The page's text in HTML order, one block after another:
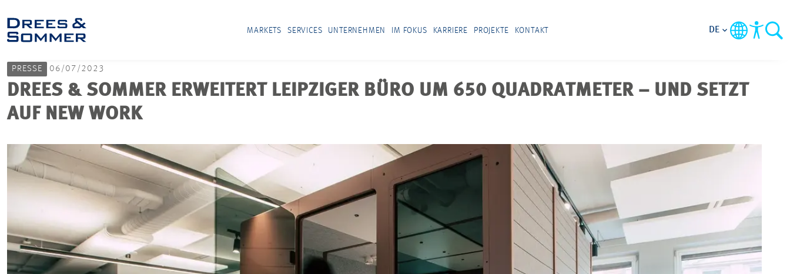
MARKETS SERVICES UNTERNEHMEN IM FOKUS KARRIERE PROJEKTE KONTAKT DE
PRESSE 06/07/2023
DREES & SOMMER ERWEITERT LEIPZIGER BÜRO UM 650 QUADRATMETER – UND SETZT
AUF NEW WORK